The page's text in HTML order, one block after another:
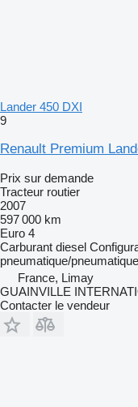
Lander 450 DXI
9
Renault Premium
Prix sur demande
Tracteur routier
2007
597 000 km
Euro 4
Carburant diesel
pneumatique/pneumatique
France, Limay
GUAINVILLE
Contacter le vendeur